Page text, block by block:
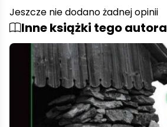
Jeszcze nie dodano żadnej opinii
Inne książki tego autora